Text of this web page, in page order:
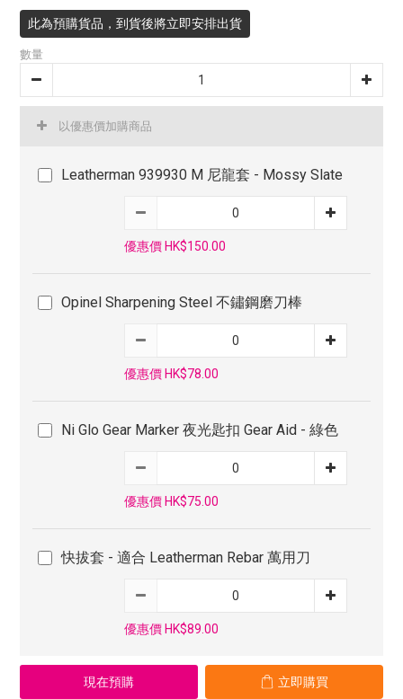
此為預購貨品，到貨後將立即安排出貨
數量
以優惠價加購商品
Leatherman 939930 M 尼龍套 - Mossy Slate
優惠價 HK$150.00
Opinel Sharpening Steel 不鏽鋼磨刀棒
優惠價 HK$78.00
Ni Glo Gear Marker 夜光匙扣 Gear Aid - 綠色
優惠價 HK$75.00
快拔套 - 適合 Leatherman Rebar 萬用刀
優惠價 HK$89.00
現在預購 立即購買